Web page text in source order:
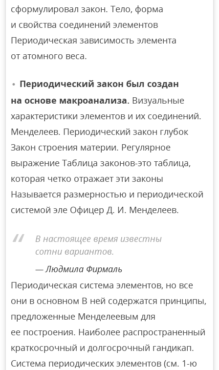
сформулировал закон. Тело, форма
и свойства соединений элементов
Периодическая зависимость элемента
от атомного веса.
Периодический закон был создан
на основе макроанализа. Визуальные
характеристики элементов и их соединений.
Менделеев. Периодический закон глубок
Закон строения материи. Регулярное
выражение Таблица законов-это таблица,
которая четко отражает эти законы
Называется размерностью и периодической
системой эле Офицер Д. И. Менделеев.
В настоящее время известны
сотни вариантов.
Людмила Фирмаль
Периодическая система элементов, но все
они в основном В ней содержатся принципы,
предложенные Менделеевым для
ее построения. Наиболее распространенный
краткосрочный и долгосрочный гандикап.
Система периодических элементов (см. 1-ю